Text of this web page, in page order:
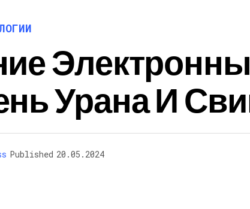
Урана И
Published 20.05.2024